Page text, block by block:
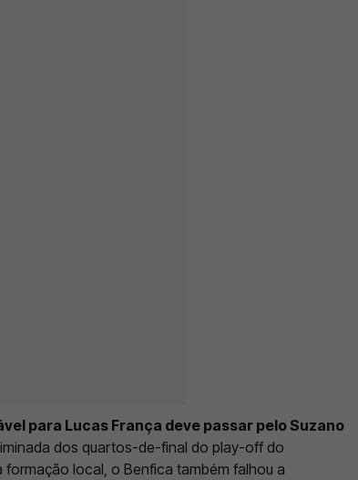
para Lucas França deve passar pelo Suzano
dos quartos-de-final do play-off do
local, o Benfica também falhou a